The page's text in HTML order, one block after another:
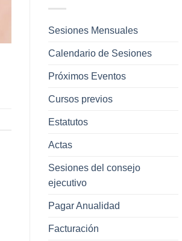
Sesiones Mensuales
Calendario de Sesiones
Próximos Eventos
Cursos previos
Estatutos
Actas
Sesiones del consejo
ejecutivo
Pagar Anualidad
Facturación